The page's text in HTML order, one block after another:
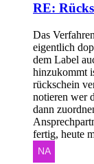
RE:
Das
eigentlich
dem Label
hinzukommt
rückschein
notieren wer
dann
fertig, heute